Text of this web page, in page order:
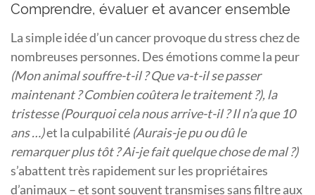
Comprendre, évaluer et avancer ensemble
La simple idée d’un cancer provoque du stress chez de
nombreuses personnes. Des émotions comme la peur
(Mon animal souffre-t-il ? Que va-t-il se passer
maintenant ? Combien coûtera le traitement ?), la
tristesse (Pourquoi cela nous arrive-t-il ? Il n’a que 10
ans …)et la culpabilité (Aurais-je pu ou dû le
remarquer plus tôt ? Ai-je fait quelque chose de mal ?)
s’abattent très rapidement sur les propriétaires
d’animaux – et sont souvent transmises sans filtre aux